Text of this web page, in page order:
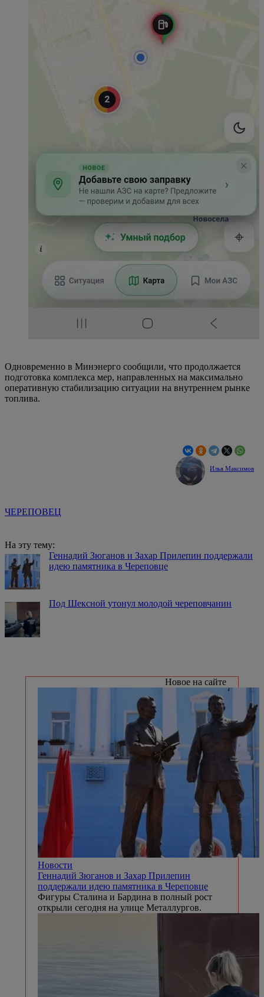
Одновременно в Минэнерго сообщили, что продолжается
подготовка комплекса мер, направленных на максимально
оперативную стабилизацию ситуации на внутреннем рынке
топлива.
Илья Максимов
ЧЕРЕПОВЕЦ
На эту тему:
Геннадий Зюганов и Захар Прилепин поддержали
идею памятника в Череповце
Под Шексной утонул молодой череповчанин
Новое на сайте
Новости
Геннадий Зюганов и Захар Прилепин
поддержали идею памятника в Череповце
Фигуры Сталина и Бардина в полный рост
открыли сегодня на улице Металлургов.